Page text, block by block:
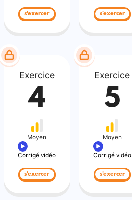
s'exercer s'exercer
Exercice
4
Moyen
Corrigé vidéo
s'exercer
Exercice
5
Moyen
Corrigé vidéo
s'exercer